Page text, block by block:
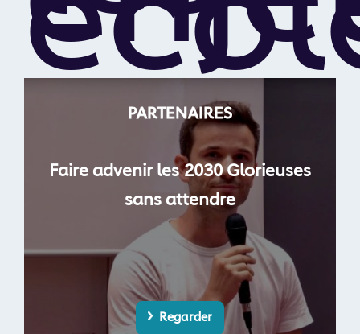
PARTENAIRES
Faire advenir les 2030 Glorieuses
sans attendre
Regarder